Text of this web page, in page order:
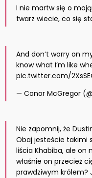
I nie martw się o
twarz wiecie, co się
And don’t worry on
know what I’m like
pic.twitter.com/
— Conor McGregor
Nie zapomnij, że
Obaj jesteście takimi
liścia Khabiba, ale on
właśnie on przecież
prawdziwym królem?